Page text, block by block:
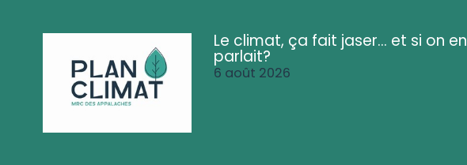
Le climat, ça fait jaser... et si on en
parlait?
6 août 2026